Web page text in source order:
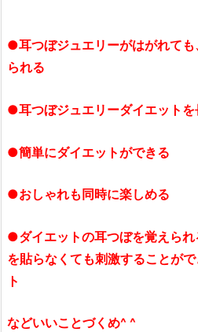
●耳つぼジュエリーがはがれても
られる
●耳つぼジュエリーダイエットを
●簡単にダイエットができる
●おしゃれも同時に楽しめる
●ダイエットの耳つぼを覚えら
を貼らなくても刺激することが
ト
などいいことづくめ^ ^